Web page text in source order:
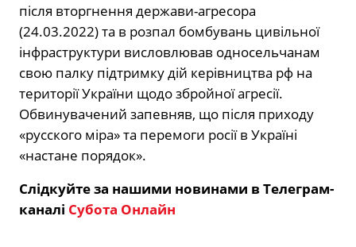
після вторгнення держави-агресора
(24.03.2022) та в розпал бомбувань цивільної
інфраструктури висловлював односельчанам
свою палку підтримку дій керівництва рф на
території України щодо збройної агресії.
Обвинувачений запевняв, що після приходу
«русского міра» та перемоги росії в Україні
«настане порядок».
Слідкуйте за нашими новинами в Телеграм-
каналі Субота Онлайн